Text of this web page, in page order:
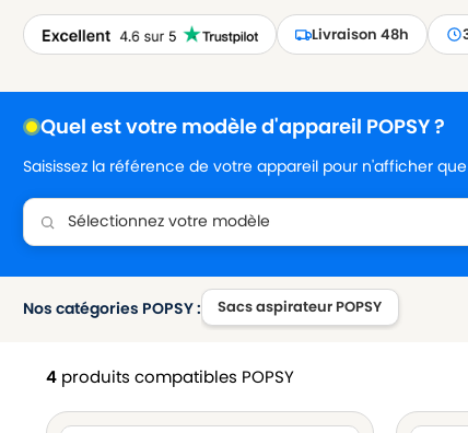
Livraison 48h
Quel est votre modèle d'appareil POPSY ?
Saisissez la référence de votre appareil pour n'afficher
Nos catégories POPSY : Sacs aspirateur POPSY
4produits compatibles POPSY